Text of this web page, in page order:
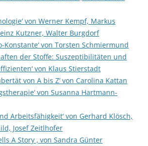
von Werner Kempf, Markus
Kutzner, Walter Burgdorf
Konstante‘ von Torsten Schmiermund
der Stoffe: Suszeptibilitäten und
von Klaus Stierstadt
von A bis Z‘ von Carolina Kattan
von Susanna Hartmann-
Arbeitsfähigkeit‘ von Gerhard Klösch,
Josef Zeitlhofer
A Story ‚ von Sandra Günter